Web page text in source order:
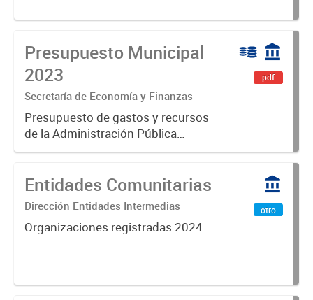
Presupuesto Municipal
2023
Secretaría de Economía y Finanzas
Presupuesto de gastos y recursos
de la Administración Pública
Municipal para el ejercicio 2023.
N° 8005.
pdf
Entidades Comunitarias
Dirección Entidades Intermedias
Organizaciones registradas 2024
otro